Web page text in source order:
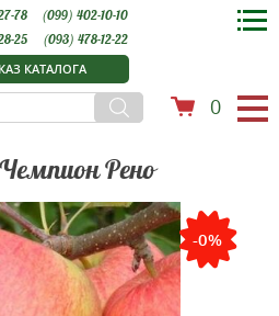
КАТАЛОГА
0
78
(099) 402-10-10
25
(093) 478-12-22
Рено
-0%